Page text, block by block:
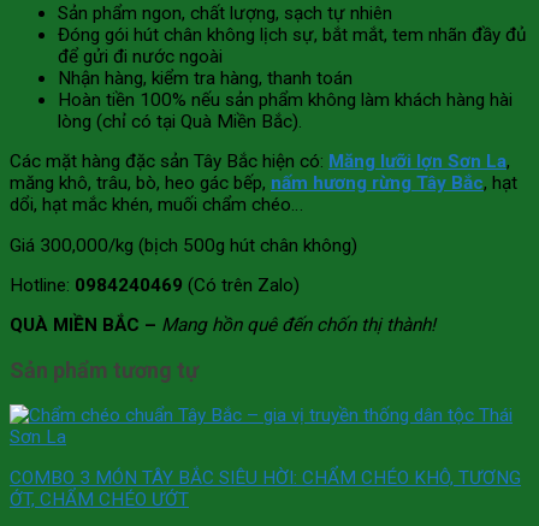
Sản phẩm ngon, chất lượng, sạch tự nhiên
Đóng gói hút chân không lịch sự, bắt mắt, tem nhãn đầy đủ
để gửi đi nước ngoài
Nhận hàng, kiểm tra hàng, thanh toán
Hoàn tiền 100% nếu sản phẩm không làm khách hàng hài
lòng (chỉ có tại Quà Miền Bắc).
Các mặt hàng đặc sản Tây Bắc hiện có: Măng lưỡi lợn Sơn La,
măng khô, trâu, bò, heo gác bếp, nấm hương rừng Tây Bắc, hạt
dổi, hạt mắc khén, muối chẩm chéo…
Giá 300,000/kg (bịch 500g hút chân không)
Hotline: 0984240469 (Có trên Zalo)
QUÀ MIỀN BẮC – Mang hồn quê đến chốn thị thành!
Sản phẩm tương tự
COMBO 3 MÓN TÂY BẮC SIÊU HỜI: CHẨM CHÉO KHÔ, TƯƠNG
ỚT, CHẨM CHÉO ƯỚT